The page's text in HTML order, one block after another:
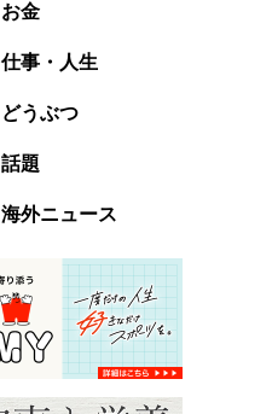
お金
仕事・人生
どうぶつ
話題
海外ニュース